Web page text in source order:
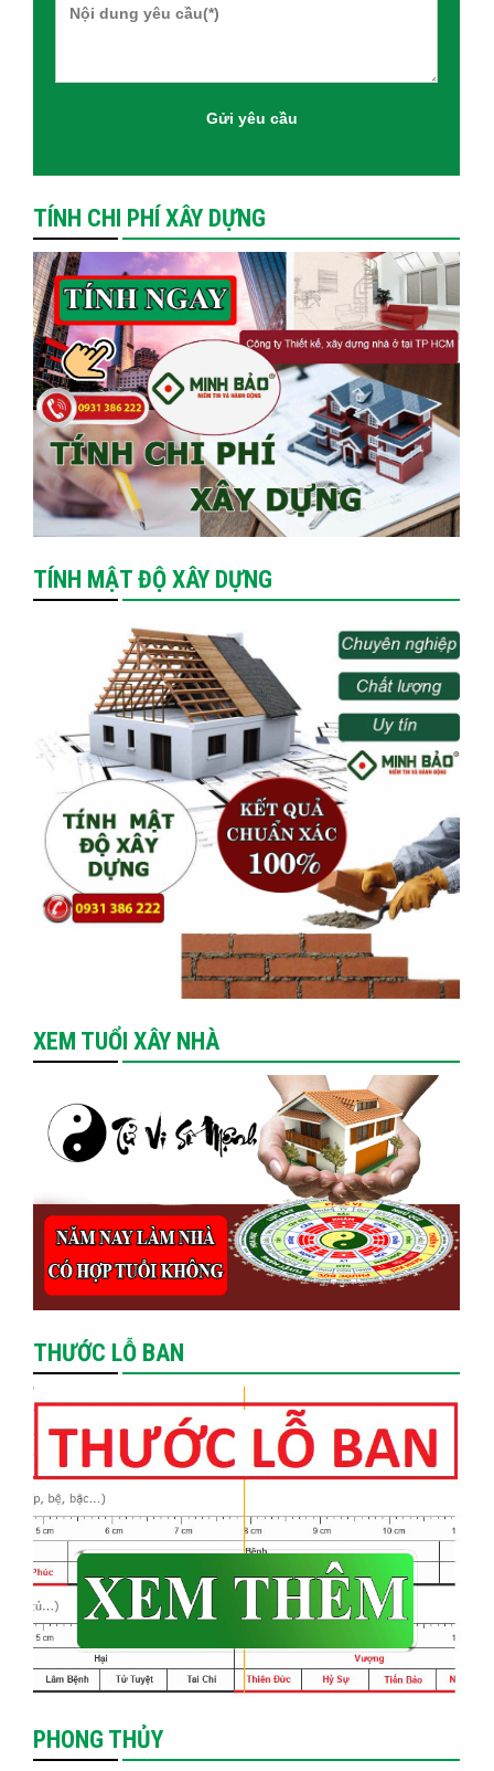
TÍNH CHI PHÍ XÂY DỰNG
TÍNH MẬT ĐỘ XÂY DỰNG
XEM TUỔI XÂY NHÀ
THƯỚC LỖ BAN
PHONG THỦY